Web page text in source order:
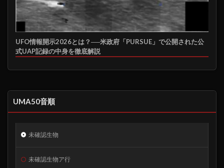
UFO情報開示2026とは？──米政府「PURSUE」で公開された公
式UAP記録の中身を徹底解説
UMA50音順
未確認生物
未確認生物ア行